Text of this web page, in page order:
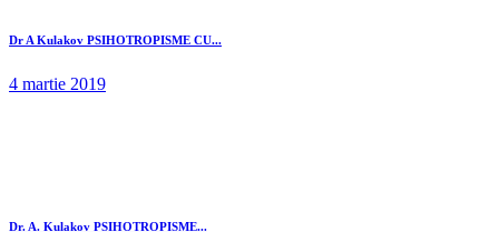
Dr A Kulakov PSIHOTROPISME CU...
4 martie 2019
Dr. A. Kulakov PSIHOTROPISME...